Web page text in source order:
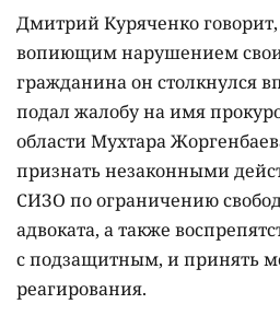
Дмитрий Куряченко
вопиющим нарушением
гражданина он столкнулся
подал жалобу на имя
области Мухтара
признать незаконными
СИЗО по ограничению
адвоката, а также
с подзащитным, и принять
реагирования.